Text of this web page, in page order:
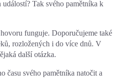
Tak svého pamětníka k
funguje. Doporučujeme také
rozložených i do více dnů. V
další otázka.
času svého pamětníka natočit a